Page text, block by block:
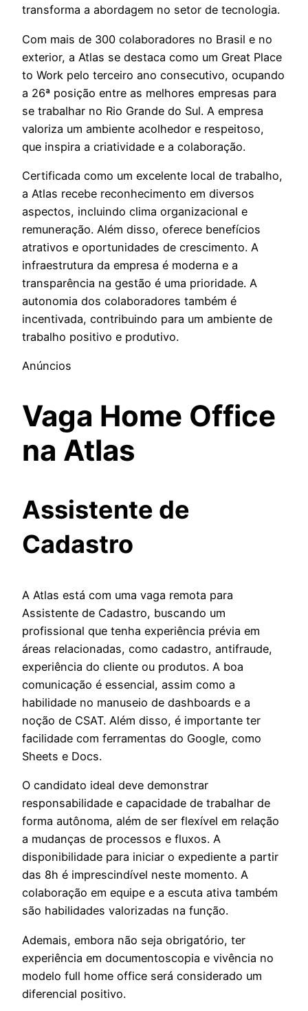
transforma a abordagem no setor de tecnologia.
Com mais de 300 colaboradores no Brasil e no
exterior, a Atlas se destaca como um Great Place
to Work pelo terceiro ano consecutivo, ocupando
a 26ª posição entre as melhores empresas para
se trabalhar no Rio Grande do Sul. A empresa
valoriza um ambiente acolhedor e respeitoso,
que inspira a criatividade e a colaboração.
Certificada como um excelente local de trabalho,
a Atlas recebe reconhecimento em diversos
aspectos, incluindo clima organizacional e
remuneração. Além disso, oferece benefícios
atrativos e oportunidades de crescimento. A
infraestrutura da empresa é moderna e a
transparência na gestão é uma prioridade. A
autonomia dos colaboradores também é
incentivada, contribuindo para um ambiente de
trabalho positivo e produtivo.
Anúncios
Vaga Home Office
na Atlas
Assistente de
Cadastro
A Atlas está com uma vaga remota para
Assistente de Cadastro, buscando um
profissional que tenha experiência prévia em
áreas relacionadas, como cadastro, antifraude,
experiência do cliente ou produtos. A boa
comunicação é essencial, assim como a
habilidade no manuseio de dashboards e a
noção de CSAT. Além disso, é importante ter
facilidade com ferramentas do Google, como
Sheets e Docs.
O candidato ideal deve demonstrar
responsabilidade e capacidade de trabalhar de
forma autônoma, além de ser flexível em relação
a mudanças de processos e fluxos. A
disponibilidade para iniciar o expediente a partir
das 8h é imprescindível neste momento. A
colaboração em equipe e a escuta ativa também
são habilidades valorizadas na função.
Ademais, embora não seja obrigatório, ter
experiência em documentoscopia e vivência no
modelo full home office será considerado um
diferencial positivo.